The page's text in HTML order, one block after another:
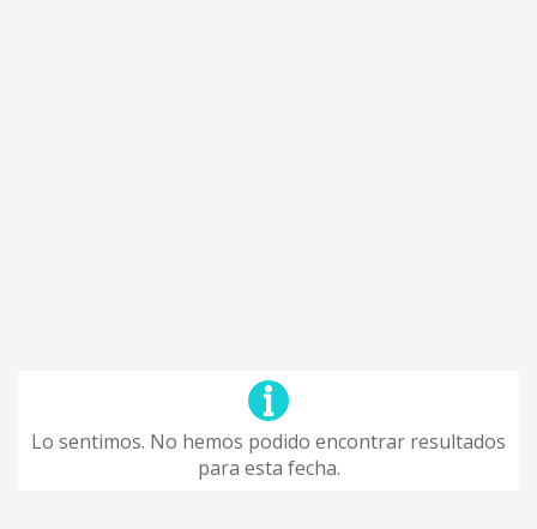
Lo sentimos. No hemos podido encontrar resultados
para esta fecha.